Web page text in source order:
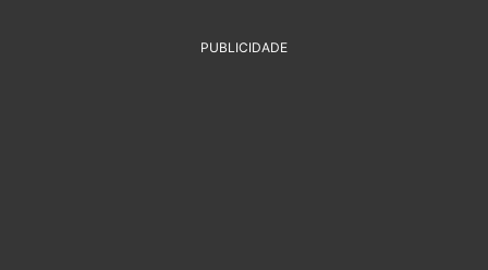
PUBLICIDADE